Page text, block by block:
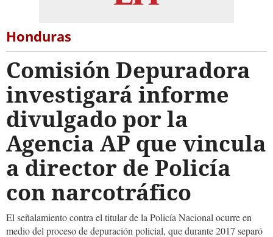
Honduras
Comisión Depuradora
investigará informe
divulgado por la
Agencia AP que vincula
a director de Policía
con narcotráfico
El señalamiento contra el titular de la Policía Nacional ocurre en
medio del proceso de depuración policial, que durante 2017 separó